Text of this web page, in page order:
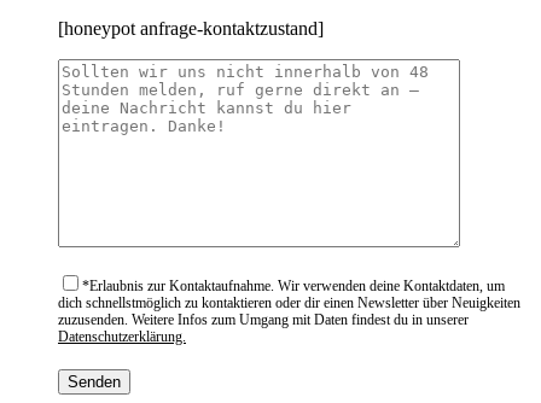
[honeypot anfrage-kontaktzustand]
*Erlaubnis zur Kontaktaufnahme. Wir verwenden deine Kontaktdaten, um
dich schnellstmöglich zu kontaktieren oder dir einen Newsletter über Neuigkeiten
zuzusenden. Weitere Infos zum Umgang mit Daten findest du in unserer
Datenschutzerklärung.